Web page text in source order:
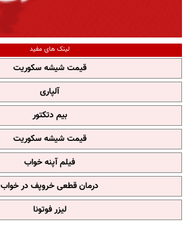
لینک های مفید
قیمت شیشه سکوریت
آلپاری
بیم دتکتور
قیمت شیشه سکوریت
فیلم آپنه خواب
درمان قطعی خروپف در خواب
لیزر فوتونا